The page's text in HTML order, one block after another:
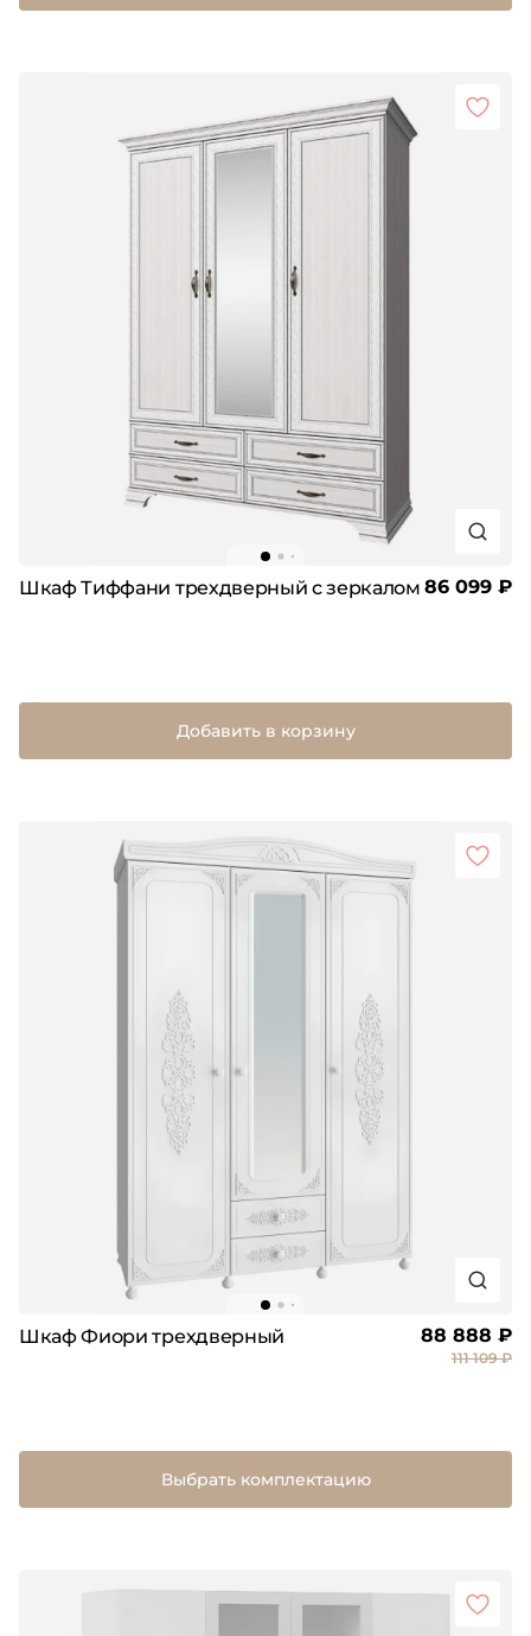
Шкаф Тиффани трехдверный с зеркалом 86 099 ₽
Добавить в корзину
Шкаф Фиори трехдверный 88 888 ₽
111 109 ₽
Выбрать комплектацию